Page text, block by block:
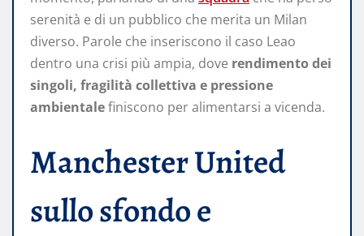
serenità e di un pubblico che merita un Milan
diverso. Parole che inseriscono il caso Leao
dentro una crisi più ampia, dove rendimento dei
singoli, fragilità collettiva e pressione
ambientalefiniscono per alimentarsi a vicenda.
Manchester United
sullo sfondo e